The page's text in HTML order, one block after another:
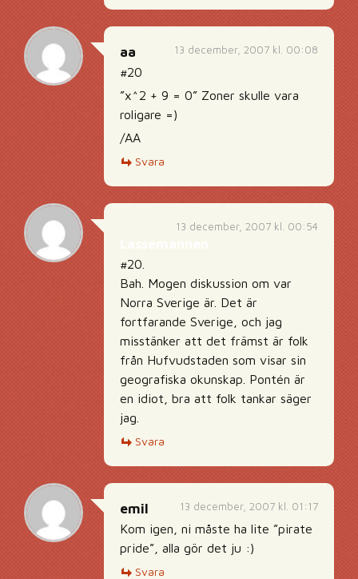
13 december, 2007 kl. 00:08
aa
#20
”x^2 + 9 = 0” Zoner skulle vara
roligare =)
/AA
Svara
13 december, 2007 kl. 00:54
#20.
Bah. Mogen diskussion om var
Norra Sverige är. Det är
fortfarande Sverige, och jag
misstänker att det främst är folk
från Hufvudstaden som visar sin
geografiska okunskap. Pontén är
en idiot, bra att folk tankar säger
jag.
Svara
13 december, 2007 kl. 01:17
emil
Kom igen, ni måste ha lite ”pirate
pride”, alla gör det ju :)
Svara